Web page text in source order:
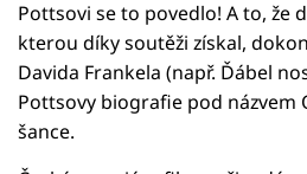
Pottsovi se to povedlo! A to, že
kterou díky soutěži získal,
Davida Frankela (např. Ďábel
Pottsovy biografie pod názvem
šance.